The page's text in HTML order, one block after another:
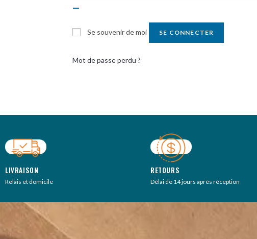
Se souvenir de moi SE CONNECTER
Mot de passe perdu ?
LIVRAISON
Relais et domicile
RETOURS
Délai de 14 jours après réception